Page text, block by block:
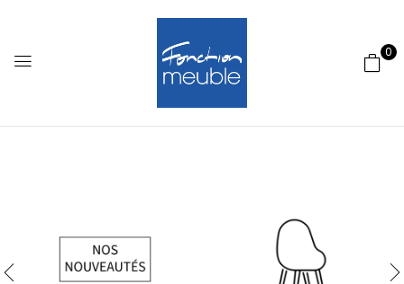
0